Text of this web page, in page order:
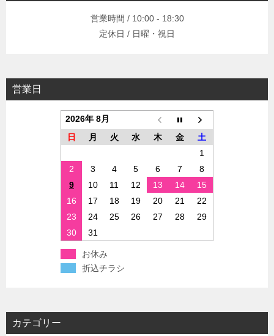
営業時間 / 10:00 - 18:30
定休日 / 日曜・祝日
営業日
2026年 8月
日
月 火 水 木 金
土
1
2
3 4 5 6 7
8
9
10 11 12 13 14
15
16
17 18 19 20 21
22
23
24 25 26 27 28
29
30
31
お休み
折込チラシ
カテゴリー